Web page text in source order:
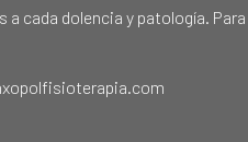
cada dolencia y patología.